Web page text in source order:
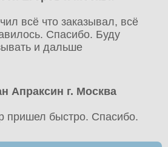
всё что заказывал, всё
Спасибо. Буду
и дальше
Апраксин г. Москва
пришел быстро. Спасибо.